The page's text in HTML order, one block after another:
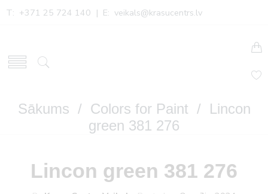
T: +371 25 724 140 | E: veikals@krasucentrs.lv
Sākums / Colors for Paint / Lincon
green 381 276
Lincon green 381 276